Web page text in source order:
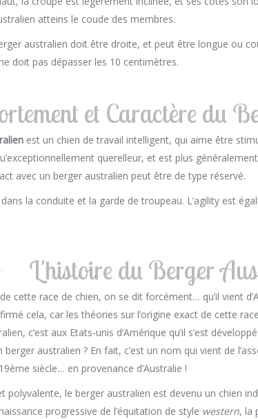
atteins le coude des membres.
australien doit être droite, et peut être longue ou
doit pas dépasser les 10 centimètres.
et Caractère du
est un chien de travail intelligent, qui aime être
querelleur, et est plus
avec un berger australien peut être de type réservé.
la conduite et la garde de troupeau. L’agility est
L'histoire du Berger
cette race de chien, on se dit forcément… qu’il vient
cela, car les théories sur l’origine exact de cette
c’est aux Etats-unis d’Amérique qu’il s’est développé.
berger australien ? En fait, c’est un nom qui vient de
siècle… en provenance d’Australie !
polyvalente, le berger australien est devenu un chien
progressive de l’équitation de style western, la